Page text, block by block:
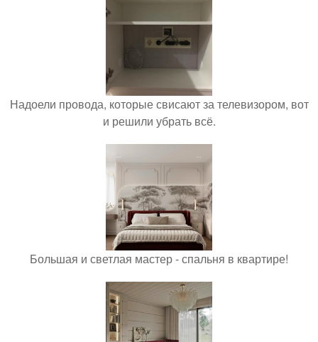
Надоели провода, которые свисают за телевизором, вот
и решили убрать всё.
Большая и светлая мастер - спальня в квартире!